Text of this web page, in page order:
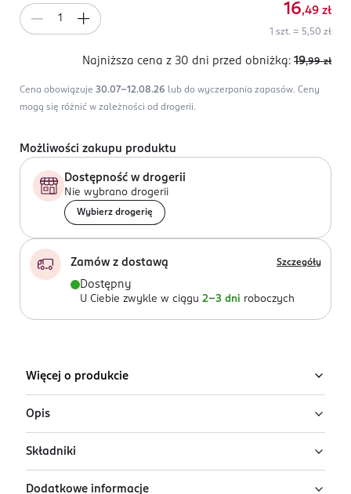
16,49 zł
1 szt. = 5,50 zł
Najniższa cena z 30 dni przed obniżką: 19,99 zł
Cena obowiązuje 30.07-12.08.26 lub do wyczerpania zapasów. Ceny
mogą się różnić w zależności od drogerii.
Możliwości zakupu produktu
Dostępność w drogerii
Nie wybrano drogerii
Wybierz drogerię
Zamów z dostawą Szczegóły
Dostępny
U Ciebie zwykle w ciągu 2-3 dni roboczych
Więcej o produkcie
Opis
Maszynki do golenia dla kobiet Gillette Venus Comfort
Dragonfruit to atrakcyjny cenowo sposób na skórę
Składniki
Dodatkowe informacje